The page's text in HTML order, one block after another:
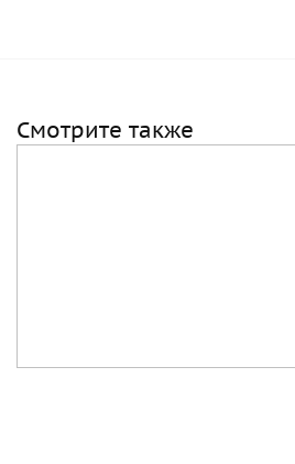
Смотрите также